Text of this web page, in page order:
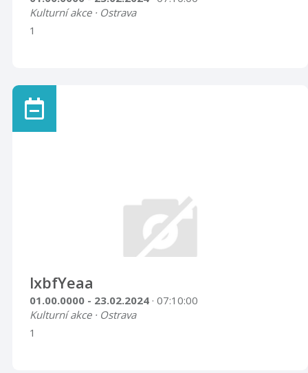
Kulturní akce · Ostrava
1
lxbfYeaa
01.00.0000 - 23.02.2024 · 07:10:00
Kulturní akce · Ostrava
1